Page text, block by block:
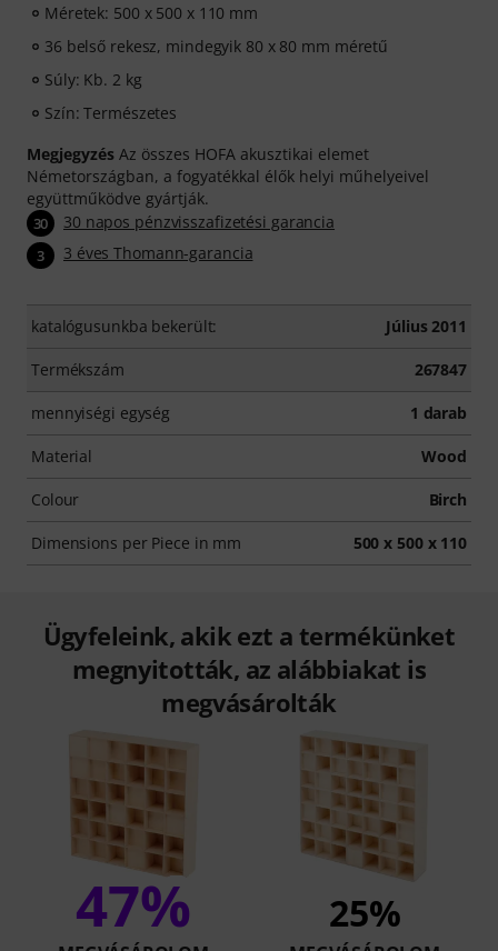
Méretek: 500 x 500 x 110 mm
36 belső rekesz, mindegyik 80 x 80 mm méretű
Súly: Kb. 2 kg
Szín: Természetes
Megjegyzés Az összes HOFA akusztikai elemet
Németországban, a fogyatékkal élők helyi műhelyeivel
együttműködve gyártják.
30 30 napos pénzvisszafizetési garancia
3 3 éves Thomann-garancia
katalógusunkba bekerült: Július 2011
Termékszám 267847
mennyiségi egység 1 darab
Material Wood
Colour Birch
Dimensions per Piece in mm 500 x 500 x 110
Ügyfeleink, akik ezt a termékünket
megnyitották, az alábbiakat is
megvásárolták
47% 25%